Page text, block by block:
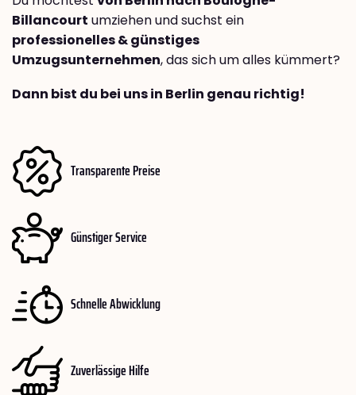
Billancourt umziehen und suchst ein
professionelles & günstiges
Umzugsunternehmen, das sich um alles kümmert?
Dann bist du bei uns in Berlin genau richtig!
Transparente Preise
Günstiger Service
Schnelle Abwicklung
Zuverlässige Hilfe